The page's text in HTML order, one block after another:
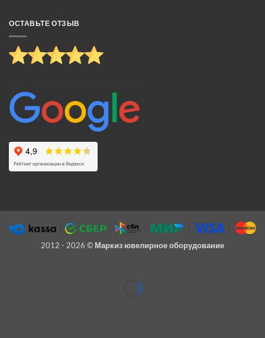
ОСТАВЬТЕ ОТЗЫВ
2012 - 2026 © Маркиз ювелирное оборудование